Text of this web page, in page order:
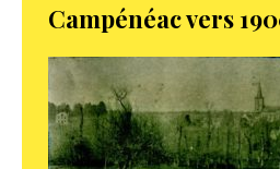
Campénéac vers